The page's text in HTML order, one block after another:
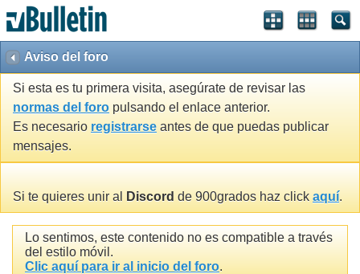
Aviso del foro
Si esta es tu primera visita, asegúrate de revisar las
normas del foro pulsando el enlace anterior.
Es necesario registrarse antes de que puedas publicar
mensajes.
Si te quieres unir al Discord de 900grados haz click aquí.
Lo sentimos, este contenido no es compatible a través
del estilo móvil.
Clic aquí para ir al inicio del foro.